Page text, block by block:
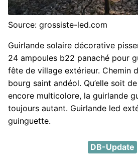
Source: grossiste-led.com
Guirlande solaire décorative
24 ampoules b22 panaché pour
fête de village extérieur. Chemin
bourg saint andéol. Qu’elle soit
encore multicolore, la guirlande
toujours autant. Guirlande led
guinguette.
DB-Update